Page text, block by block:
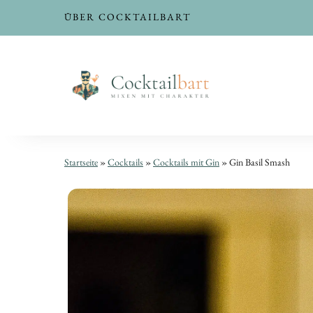
ÜBER COCKTAILBART
Startseite »Cocktails »Cocktails mit Gin »Gin Basil Smash